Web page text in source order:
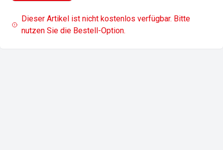
Dieser Artikel ist nicht kostenlos verfügbar. Bitte
nutzen Sie die Bestell-Option.